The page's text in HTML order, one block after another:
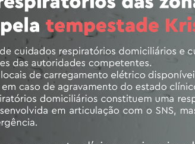
Núcleo de Fisioterapeutas Respiratórios
Núcleo Jovens Pneumologistas
Grupo de Estudos Défice de Alfa-1 Antitripsina
Núcleo de Estudo de Fibrose Quística